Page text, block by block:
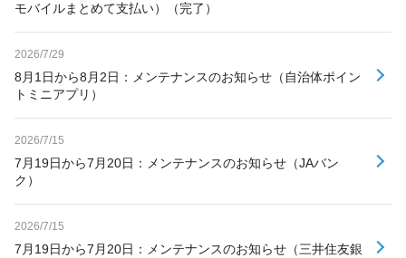
モバイルまとめて支払い）（完了）
2026/7/29
8月1日から8月2日：メンテナンスのお知らせ（自治体ポイン
トミニアプリ）
2026/7/15
7月19日から7月20日：メンテナンスのお知らせ（JAバン
ク）
2026/7/15
7月19日から7月20日：メンテナンスのお知らせ（三井住友銀